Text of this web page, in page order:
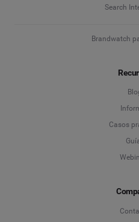
Search
Brandwatch
Casos